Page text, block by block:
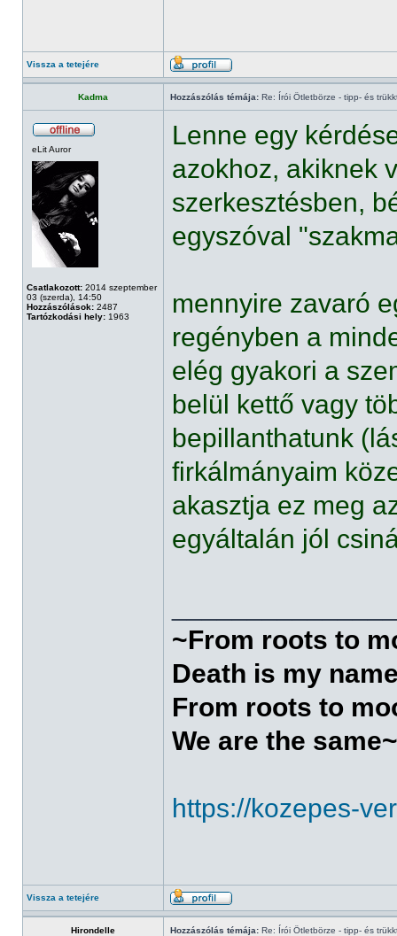
Vissza a tetejére
Kadma Hozzászólás témája: Re: Írói Ötletbörze - tipp- és
eLit Auror
Csatlakozott: 2014 szeptember
03 (szerda), 14:50
Hozzászólások: 2487
Tartózkodási hely: 1963
Lenne egy
azokhoz, akiknek
szerkesztésben,
egyszóval
mennyire zavaró
regényben a
elég gyakori a
belül kettő vagy
bepillanthatunk
firkálmányaim
akasztja ez meg
egyáltalán jól
~From roots to
Death is my
From roots to
We are the same~
https://kozepes-
Vissza a tetejére
Hirondelle Hozzászólás témája: Re: Írói Ötletbörze - tipp- és